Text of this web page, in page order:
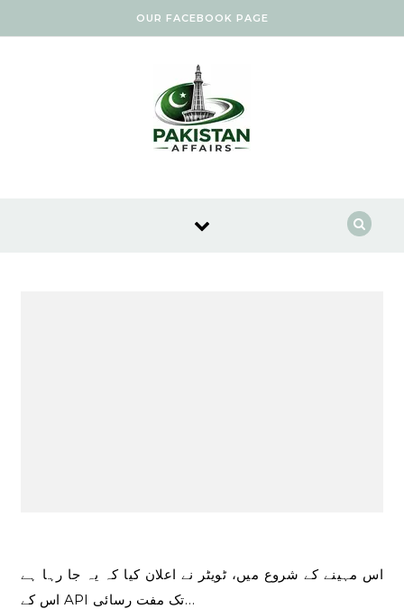
OUR FACEBOOK PAGE
اس مہینے کے شروع میں، ٹویٹر نے اعلان کیا کہ یہ جا رہا ہے
اس کے API تک مفت رسائی…